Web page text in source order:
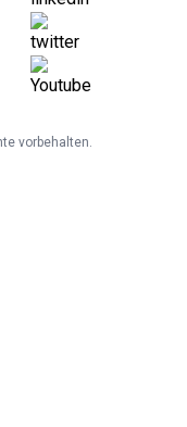
vorbehalten.